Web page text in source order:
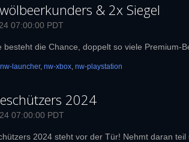
& 2x Siegel
07:00:00 PDT
besteht die Chance, doppelt so viele Premium-
nw-launcher, nw-xbox, nw-playstation
2024
07:00:00 PDT
2024 steht vor der Tür! Nehmt daran